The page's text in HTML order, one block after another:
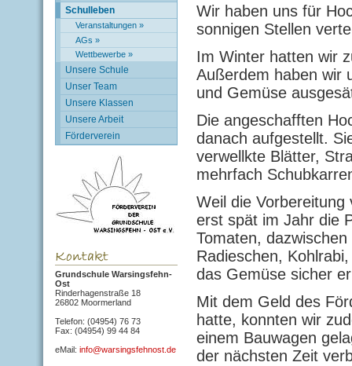
Schulleben
Veranstaltungen »
AGs »
Wettbewerbe »
Unsere Schule
Unser Team
Unsere Klassen
Unsere Arbeit
Förderverein
Grundschule Warsingsfehn-
Ost
Rinderhagenstraße 18
26802 Moormerland
Telefon: (04954) 76 73
Fax: (04954) 99 44 84
eMail: info@warsingsfehnost.de
Wir haben uns für
sonnigen Stellen
Im Winter hatten wir
Außerdem haben wir
und Gemüse
Die angeschafften
danach aufgestellt.
verwellkte Blätter,
mehrfach
Weil die
erst spät im Jahr die
Tomaten,
Radieschen,
das Gemüse sicher
Mit dem Geld des
hatte, konnten wir
einem Bauwagen
der nächsten Zeit